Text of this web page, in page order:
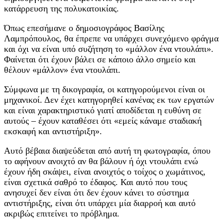
κατάρρευση της πολυκατοικίας.
Όπως επεσήμανε ο δημοσιογράφος Βασίλης
Λαμπρόπουλος, θα έπρεπε να υπάρχει συνεχόμενο φράγμα
και όχι να είναι υπό συζήτηση το «μάλλον ένα ντουλάπι».
Φαίνεται ότι έχουν βάλει σε κάποιο άλλο σημείο και
θέλουν «μάλλον» ένα ντουλάπι.
Σύμφωνα με τη δικογραφία, οι κατηγορούμενοι είναι οι
μηχανικοί. Δεν έχει κατηγορηθεί κανένας εκ των εργατών
και είναι χαρακτηριστικό γιατί αποδίδεται η ευθύνη σε
αυτούς – έχουν καταθέσει ότι «εμείς κάναμε σταδιακή
εκσκαφή και αντιστήριξη».
Αυτό βέβαια διαψεύδεται από αυτή τη φωτογραφία, όπου
το αφήνουν ανοιχτό αν θα βάλουν ή όχι ντουλάπι ενώ
έχουν ήδη σκάψει, είναι ανοιχτός ο τοίχος ο χωμάτινος,
είναι σχετικά σαθρό το έδαφος. Και αυτό που τους
ανησυχεί δεν είναι ότι δεν έχουν κάνει το σύστημα
αντιστήριξης, είναι ότι υπάρχει μία διαρροή και αυτό
ακριβώς επιτείνει το πρόβλημα.